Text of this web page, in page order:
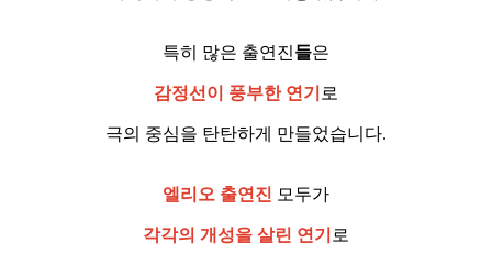
특히 많은 출연진들은
감정선이 풍부한 연기 로
극의 중심을 탄탄하게 만들었습니다.
엘리오 출연진 모두가
각각의 개성을 살린 연기 로